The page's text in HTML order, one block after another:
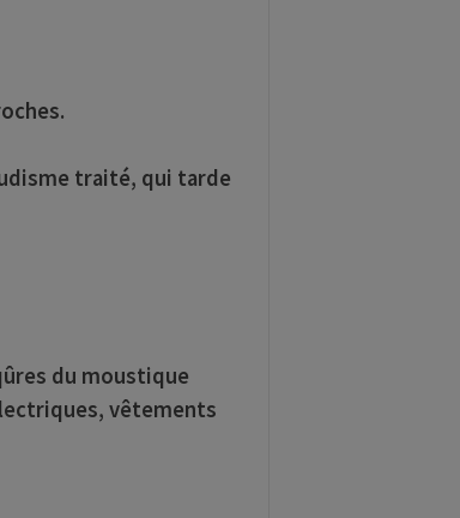
traité, qui tarde
du moustique
vêtements